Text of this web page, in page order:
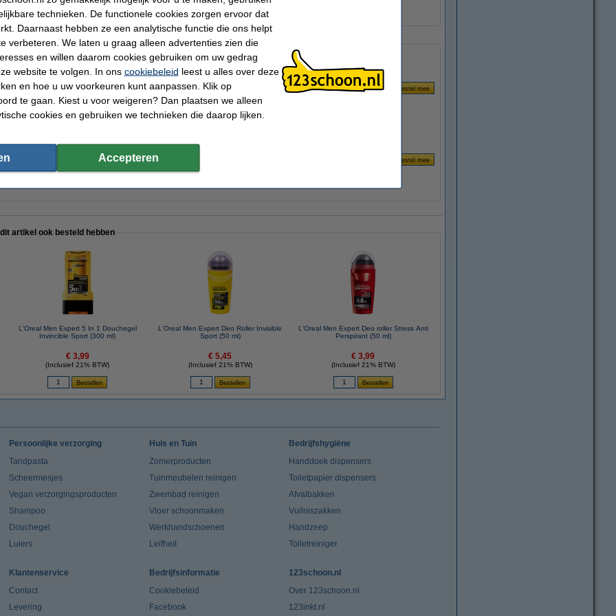
shampoo (350 ml)
bodymilk (400 ml)
artikel ook besteld hebben
L'Oreal Men Expert 5 In 1 Douchegel
Invincible Sport (300 ml)
€ 3,99
(Inclusief 21% BTW)
L'Oreal Men Expert Deo Roller Invisible
Sport (50 ml)
€ 5,45
(Inclusief 21% BTW)
L'Oreal Men Expert Deo roller Stress Anti
Perspirant (50 ml)
€ 3,99
(Inclusief 21% BTW)
Persoonlijke verzorging
Tandpasta
Scheermesjes
Vegan verzorgingsproducten
Shampoo
Douchegel
Luiers
Huis en Tuin
Zomerproducten
Tuinmeubelen reinigen
Zwembad reinigen
Vloer schoonmaken
Werkhandschoenen
Leifheit
Bedrijfshygiëne
Handdoek dispensers
Toiletpapier dispensers
Afvalbakken
Vuilniszakken
Handzeep
Toiletreiniger
Klantenservice
Contact
Levering
Bedrijfsinformatie
Cookiebeleid
Facebook
123schoon.nl
Over 123schoon.nl
123inkt.nl
technieken. De functionele cookies zorgen ervoor dat
Daarnaast hebben ze een analytische functie die ons helpt
verbeteren. We laten u graag alleen advertenties zien die
en willen daarom cookies gebruiken om uw gedrag
website te volgen. In ons cookiebeleid leest u alles over deze
en hoe u uw voorkeuren kunt aanpassen. Klik op
te gaan. Kiest u voor weigeren? Dan plaatsen we alleen
cookies en gebruiken we technieken die daarop lijken.
Accepteren